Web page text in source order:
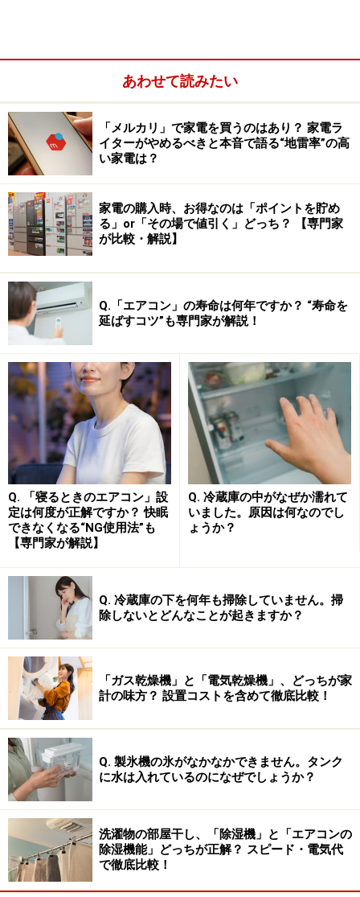
次の項で詳しく紹介していきましょう。
「手軽にネット動画を楽しめる」のがチュ
ーナーレス スマートテレビの魅力
●YouTubeやNetflixなどのネット動画を気軽に楽しめる
やはり最大の魅力はAndroid TVを搭載していることにあ
ります。動画共有サービスのYouTubeはもちろんのこ
と、NetflixやHulu、Amazonプライムビデオ、Disney＋、
DAZN（ダゾーン）などのサブスクリプション（月額支
払い）型動画配信サービスをリモコン一つで手軽に視聴
できます。
無料で視聴できるサービスはYouTubeのほか、
AbemaTV、民放（日本テレビ、テレビ朝日、TBS、テレ
ビ東京、フジテレビ）の番組を視聴できる「TVer」など
があります。YouTubeやサブスクリプション型VODサー
ビスを楽しみつつ、話題になったテレビ番組だけTVerで
視聴する、といった使い方ができます。
●チューナー搭載テレビよりも割安（が期待できる）
チューナーレス スマートテレビは今のところ決して主流
ではないので、製品数は多くありません。そのため、
「チューナー搭載テレビより確実に安い」とは言い切れ
ません。しかし地上・BS・110度CSチューナーや4Kチュ
ーナーなどを内蔵するテレビに比べてチューナーのコス
トが削減できるため、割安に購入できる期待が持てま
す。
あわせて読みたい
「メルカリ」で家電を買うのはあり？ 家電ラ
イターがやめるべきと本音で語る“地雷率”の高
い家電は？
家電の購入時、お得なのは「ポイントを貯め
る」or「その場で値引く」どっち？ 【専門家
が比較・解説】
Q.「エアコン」の寿命は何年ですか？ “寿命を
延ばすコツ”も専門家が解説！
Q. 「寝るときのエアコン」設
定は何度が正解ですか？ 快眠
できなくなる“NG使用法”も
【専門家が解説】
Q. 冷蔵庫の中がなぜか濡れて
いました。原因は何なのでし
ょうか？
Q. 冷蔵庫の下を何年も掃除していません。掃
除しないとどんなことが起きますか？
「ガス乾燥機」と「電気乾燥機」、どっちが家
計の味方？ 設置コストを含めて徹底比較！
Q. 製氷機の氷がなかなかできません。タンク
に水は入れているのになぜでしょうか？
洗濯物の部屋干し、「除湿機」と「エアコンの
除湿機能」どっちが正解？ スピード・電気代
で徹底比較！